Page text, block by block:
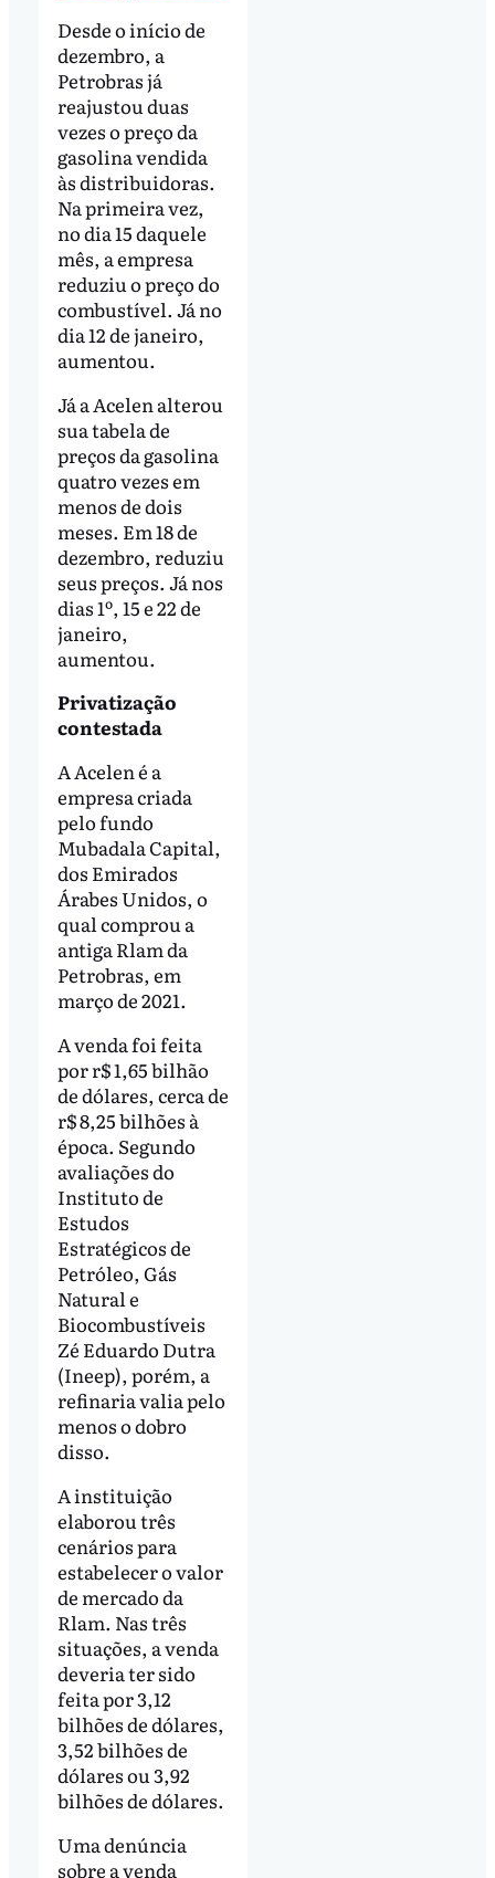
Desde o início de
dezembro, a
Petrobras já
reajustou duas
vezes o preço da
gasolina vendida
às distribuidoras.
Na primeira vez,
no dia 15 daquele
mês, a empresa
reduziu o preço do
combustível. Já no
dia 12 de janeiro,
aumentou.
Já a Acelen alterou
sua tabela de
preços da gasolina
quatro vezes em
menos de dois
meses. Em 18 de
dezembro, reduziu
seus preços. Já nos
dias 1º, 15 e 22 de
janeiro,
aumentou.
Privatização
contestada
A Acelen é a
empresa criada
pelo fundo
Mubadala Capital,
dos Emirados
Árabes Unidos, o
qual comprou a
antiga Rlam da
Petrobras, em
março de 2021.
A venda foi feita
por r$ 1,65 bilhão
de dólares, cerca de
r$ 8,25 bilhões à
época. Segundo
avaliações do
Instituto de
Estudos
Estratégicos de
Petróleo, Gás
Natural e
Biocombustíveis
Zé Eduardo Dutra
(Ineep), porém, a
refinaria valia pelo
menos o dobro
disso.
A instituição
elaborou três
cenários para
estabelecer o valor
de mercado da
Rlam. Nas três
situações, a venda
deveria ter sido
feita por 3,12
bilhões de dólares,
3,52 bilhões de
dólares ou 3,92
bilhões de dólares.
Uma denúncia
sobre a venda